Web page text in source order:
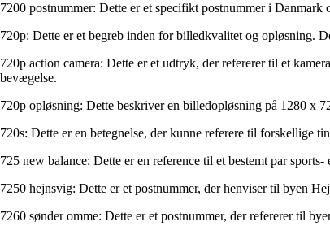
7200 postnummer: Dette er et specifikt postnummer i
720p: Dette er et begreb inden for billedkvalitet og opløsning.
720p action camera: Dette er et udtryk, der refererer til et
bevægelse.
720p opløsning: Dette beskriver en billedopløsning på 1280 x
720s: Dette er en betegnelse, der kunne referere til forskellige
725 new balance: Dette er en reference til et bestemt par
7250 hejnsvig: Dette er et postnummer, der henviser til byen
7260 sønder omme: Dette er et postnummer, der refererer til